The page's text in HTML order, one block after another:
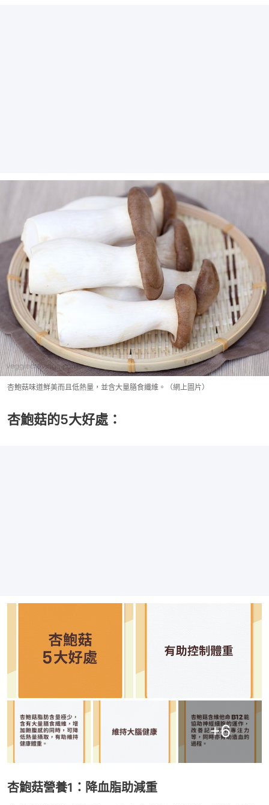
杏鮑菇味道鮮美而且低熱量，並含大量膳食纖維。（網上圖片）
杏鮑菇的5大好處：
+6
杏鮑菇營養1：降血脂助減重